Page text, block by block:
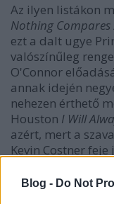
Blog - Do Not
Az ilyen listákon
Nothing Compares
ezt a dalt ugye
valószínűleg
O'Connor
annak idején
nehezen érthető
Houston I Will
azért, mert a
Kevin Costner
A húszas
Beatles